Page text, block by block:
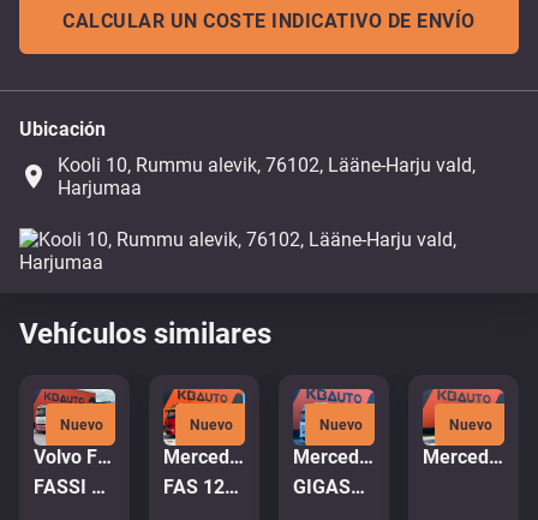
CALCULAR UN COSTE INDICATIVO DE ENVÍO
Ubicación
place
Kooli 10, Rummu alevik, 76102, Lääne-Harju vald,
Harjumaa
Vehículos similares
Nuevo
Volvo FH 500 6x2
FASSI F195A.2.25 / PLATFORM L=6510 mm
Nuevo
Mercedes-Benz Arocs 3251 8x4
FAS 12TON / 3x WINCH 12t + 20t + 6.7t / REMOTE
Nuevo
Mercedes-Benz Actros 2653 6x2
GIGASPACE / JOAB L20 ton / L=5400 mm
Nuevo
Mercedes-Benz Atego 1221 4x2